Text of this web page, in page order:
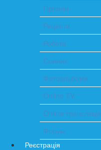
Пріколи
Рецепти
Робота
Сонник
Фотоальбоми
Online TV
Online трансляція
Форум
Реєстрація